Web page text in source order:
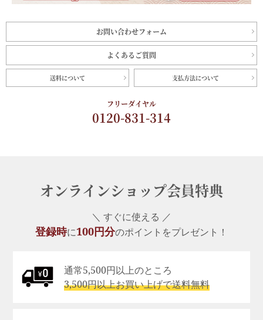
お問い合わせフォーム
よくあるご質問
送料について 支払方法について
フリーダイヤル
0120-831-314
オンラインショップ会員特典
＼ すぐに使える ／
登録時に100円分のポイントをプレゼント！
通常5,500円以上のところ
3,500円以上お買い上げで送料無料